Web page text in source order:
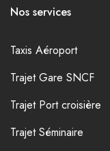
Nos services
Taxis Aéroport
Trajet Gare SNCF
Trajet Port croisière
Trajet Séminaire